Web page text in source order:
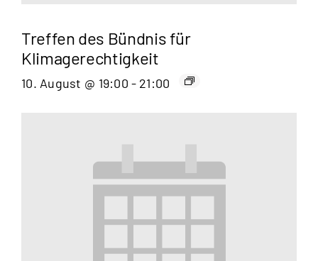
Treffen des Bündnis für
Klimagerechtigkeit
10. August @ 19:00 - 21:00